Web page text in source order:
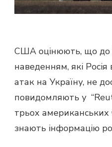
США оцінюють, що до
наведенням, які
атак на Україну, не
повидомляють у
трьох американських
знають інформацію